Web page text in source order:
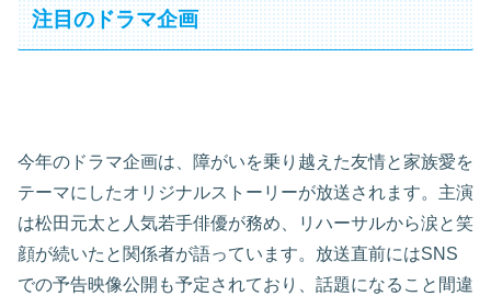
注目のドラマ企画
今年のドラマ企画は、障がいを乗り越えた友情と家族愛を
テーマにしたオリジナルストーリーが放送されます。主演
は松田元太と人気若手俳優が務め、リハーサルから涙と笑
顔が続いたと関係者が語っています。放送直前にはSNS
での予告映像公開も予定されており、話題になること間違